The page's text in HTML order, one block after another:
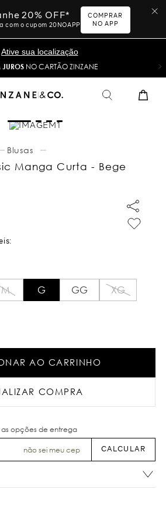
20% OFF*
com o cupom 20NOAPP
COMPRAR
NO APP
Ative sua localização
JUROS NO CARTÃO ZINZANE
Blusas
Manga Curta - Bege
M G GG
XG
AO CARRINHO
COMPRA
não sei meu cep